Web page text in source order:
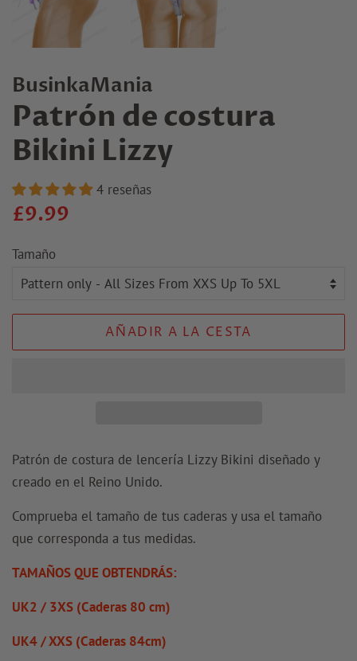
BusinkaMania
Patrón de costura
Bikini Lizzy
4 reseñas
Precio
£9.99
Tamaño
AÑADIR A LA CESTA
Patrón de costura de lencería Lizzy Bikini diseñado y
creado en el Reino Unido.
Comprueba el tamaño de tus caderas y usa el tamaño
que corresponda a tus medidas.
TAMAÑOS QUE OBTENDRÁS:
UK2 / 3XS (Caderas 80 cm)
UK4 / XXS (Caderas 84cm)